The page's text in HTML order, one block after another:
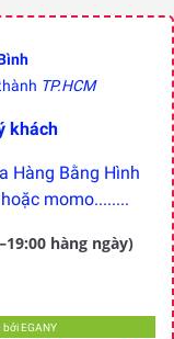
TP.HCM
khách
Hàng Bằng Hình
momo........
hàng ngày)
bởi EGANY